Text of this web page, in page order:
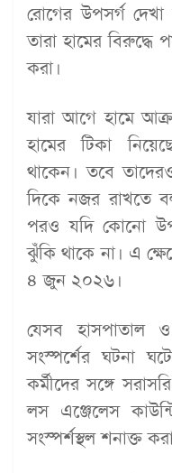
রোগের উপসর্গ
তারা হামের বিরুদ্ধে
করা।
যারা আগে হামে
হামের টিকা
থাকেন। তবে
দিকে নজর রাখতে
পরও যদি কোনো
ঝুঁকি থাকে না। এ
৪ জুন ২০২৬।
যেসব হাসপাতাল ও
সংস্পর্শের ঘটনা
কর্মীদের সঙ্গে
লস এঞ্জেলেস
সংস্পর্শস্থল শনাক্ত